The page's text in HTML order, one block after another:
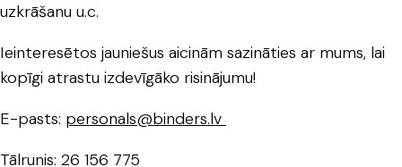
uzkrāšanu u.c.
Ieinteresētos jauniešus aicinām sazināties ar mums, lai
kopīgi atrastu izdevīgāko risinājumu!
E-pasts: personals@binders.lv
Tālrunis: 26 156 775